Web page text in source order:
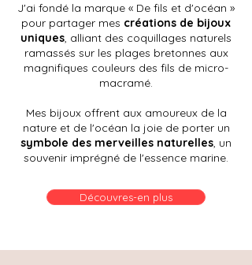
J'ai fondé la marque « De fils et d'océan »
pour partager mes créations de bijoux
uniques, alliant des coquillages naturels
ramassés sur les plages bretonnes aux
magnifiques couleurs des fils de micro-
macramé.
Mes bijoux offrent aux amoureux de la
nature et de l'océan la joie de porter un
symbole des merveilles naturelles, un
souvenir imprégné de l'essence marine.
Découvres-en plus